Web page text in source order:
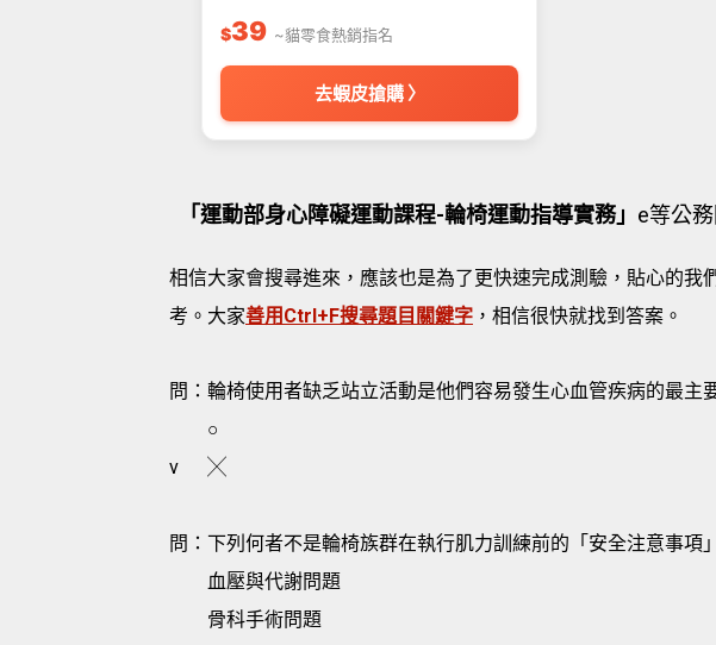
$39 ~貓零食熱銷指名
去蝦皮搶購 〉
「運動部身心障礙運動課程-輪椅運動指導實務」 e等公
相信大家會搜尋進來，應該也是為了更快速完成測驗，貼心的我
考。大家善用Ctrl+F搜尋題目關鍵字 ，相信很快就找到答案。
問：輪椅使用者缺乏站立活動是他們容易發生心血管疾病的最主
○
v
╳
問：下列何者不是輪椅族群在執行肌力訓練前的「安全注意事項
血壓與代謝問題
骨科手術問題